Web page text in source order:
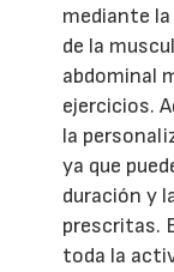
mediante
de la
abdominal
ejercicios.
la
ya que
duración y
prescritas.
toda la